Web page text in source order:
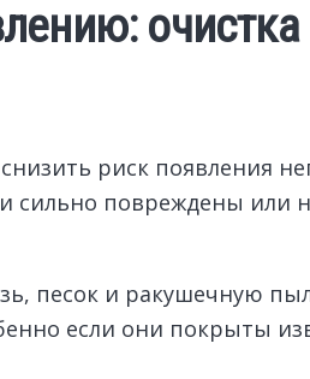
риск появления
повреждены или
песок и ракушечную
если они покрыты